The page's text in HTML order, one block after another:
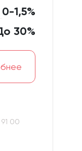
0-1,5%
30%
00